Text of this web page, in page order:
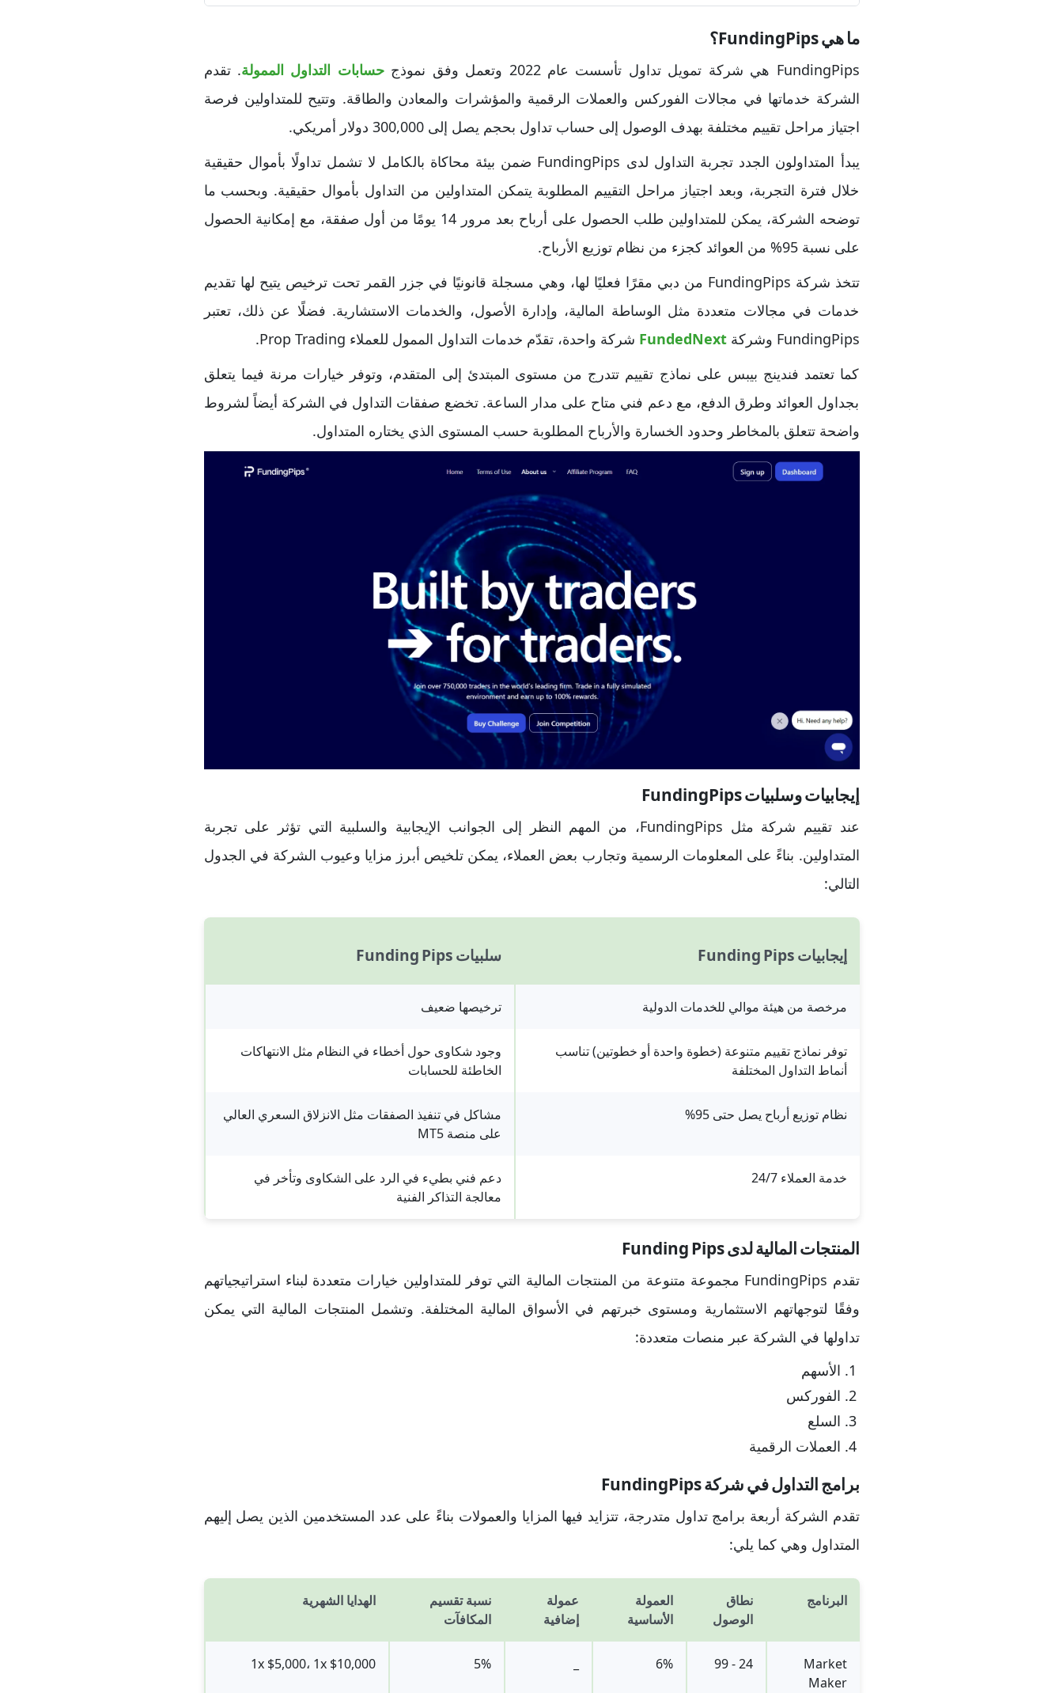
ما هي FundingPips؟
FundingPips هي شركة تمويل تداول تأسست عام 2022 وتعمل وفق نموذج حسابات التداول الممولة. تقدم
الشركة خدماتها في مجالات الفوركس والعملات الرقمية والمؤشرات والمعادن والطاقة. وتتيح للمتداولين فرصة
اجتياز مراحل تقييم مختلفة بهدف الوصول إلى حساب تداول بحجم يصل إلى 300,000 دولار أمريكي.
يبدأ المتداولون الجدد تجربة التداول لدى FundingPips ضمن بيئة محاكاة بالكامل لا تشمل تداولًا بأموال حقيقية
خلال فترة التجربة، وبعد اجتياز مراحل التقييم المطلوبة يتمكن المتداولين من التداول بأموال حقيقية. وبحسب ما
توضحه الشركة، يمكن للمتداولين طلب الحصول على أرباح بعد مرور 14 يومًا من أول صفقة، مع إمكانية الحصول
على نسبة 95% من العوائد كجزء من نظام توزيع الأرباح.
تتخذ شركة FundingPips من دبي مقرًا فعليًا لها، وهي مسجلة قانونيًا في جزر القمر تحت ترخيص يتيح لها تقديم
خدمات في مجالات متعددة مثل الوساطة المالية، وإدارة الأصول، والخدمات الاستشارية. فضلًا عن ذلك، تعتبر
FundingPips وشركة
FundedNext شركة واحدة، تقدّم خدمات التداول الممول للعملاء Prop Trading.
كما تعتمد فندينج بيبس على نماذج تقييم تتدرج من مستوى المبتدئ إلى المتقدم، وتوفر خيارات مرنة فيما يتعلق
بجداول العوائد وطرق الدفع، مع دعم فني متاح على مدار الساعة. تخضع صفقات التداول في الشركة أيضاً لشروط
واضحة تتعلق بالمخاطر وحدود الخسارة والأرباح المطلوبة حسب المستوى الذي يختاره المتداول.
إيجابيات وسلبيات FundingPips
عند تقييم شركة مثل FundingPips، من المهم النظر إلى الجوانب الإيجابية والسلبية التي تؤثر على تجربة
المتداولين. بناءً على المعلومات الرسمية وتجارب بعض العملاء، يمكن تلخيص أبرز مزايا وعيوب الشركة في الجدول
التالي:
إيجابيات Funding Pips سلبيات Funding Pips
مرخصة من هيئة موالي للخدمات الدولية ترخيصها ضعيف
توفر نماذج تقييم متنوعة (خطوة واحدة أو خطوتين) تناسب
أنماط التداول المختلفة
وجود شكاوى حول أخطاء في النظام مثل الانتهاكات
الخاطئة للحسابات
نظام توزيع أرباح يصل حتى 95%
مشاكل في تنفيذ الصفقات مثل الانزلاق السعري العالي
على منصة MT5
خدمة العملاء 24/7
دعم فني بطيء في الرد على الشكاوى وتأخر في
معالجة التذاكر الفنية
المنتجات المالية لدى Funding Pips
تقدم FundingPips مجموعة متنوعة من المنتجات المالية التي توفر للمتداولين خيارات متعددة لبناء استراتيجياتهم
وفقًا لتوجهاتهم الاستثمارية ومستوى خبرتهم في الأسواق المالية المختلفة. وتشمل المنتجات المالية التي يمكن
تداولها في الشركة عبر منصات متعددة:
الأسهم
الفوركس
السلع
العملات الرقمية
برامج التداول في شركة FundingPips
تقدم الشركة أربعة برامج تداول متدرجة، تتزايد فيها المزايا والعمولات بناءً على عدد المستخدمين الذين يصل إليهم
المتداول وهي كما يلي:
البرنامج
نطاق
الوصول
العمولة
الأساسية
عمولة
إضافية
نسبة تقسيم
المكافآت
الهدايا الشهرية
Market
Maker
24 - 99
6%
5% 1x $5,000، 1x $10,000